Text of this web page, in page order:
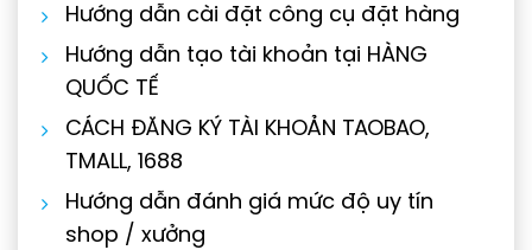
Hướng dẫn cài đặt công cụ đặt hàng
Hướng dẫn tạo tài khoản tại HÀNG
QUỐC TẾ
CÁCH ĐĂNG KÝ TÀI KHOẢN TAOBAO,
TMALL, 1688
Hướng dẫn đánh giá mức độ uy tín
shop / xưởng